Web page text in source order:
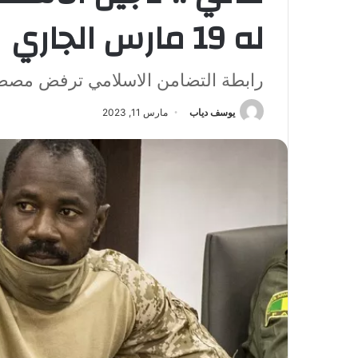
له 19 مارس الجاري
رابطة التضامن الاسلامي ترفض
يوسف دياب مارس 11, 2023